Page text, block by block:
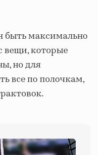
быть максимально
вещи, которые
но для
все по полочкам,